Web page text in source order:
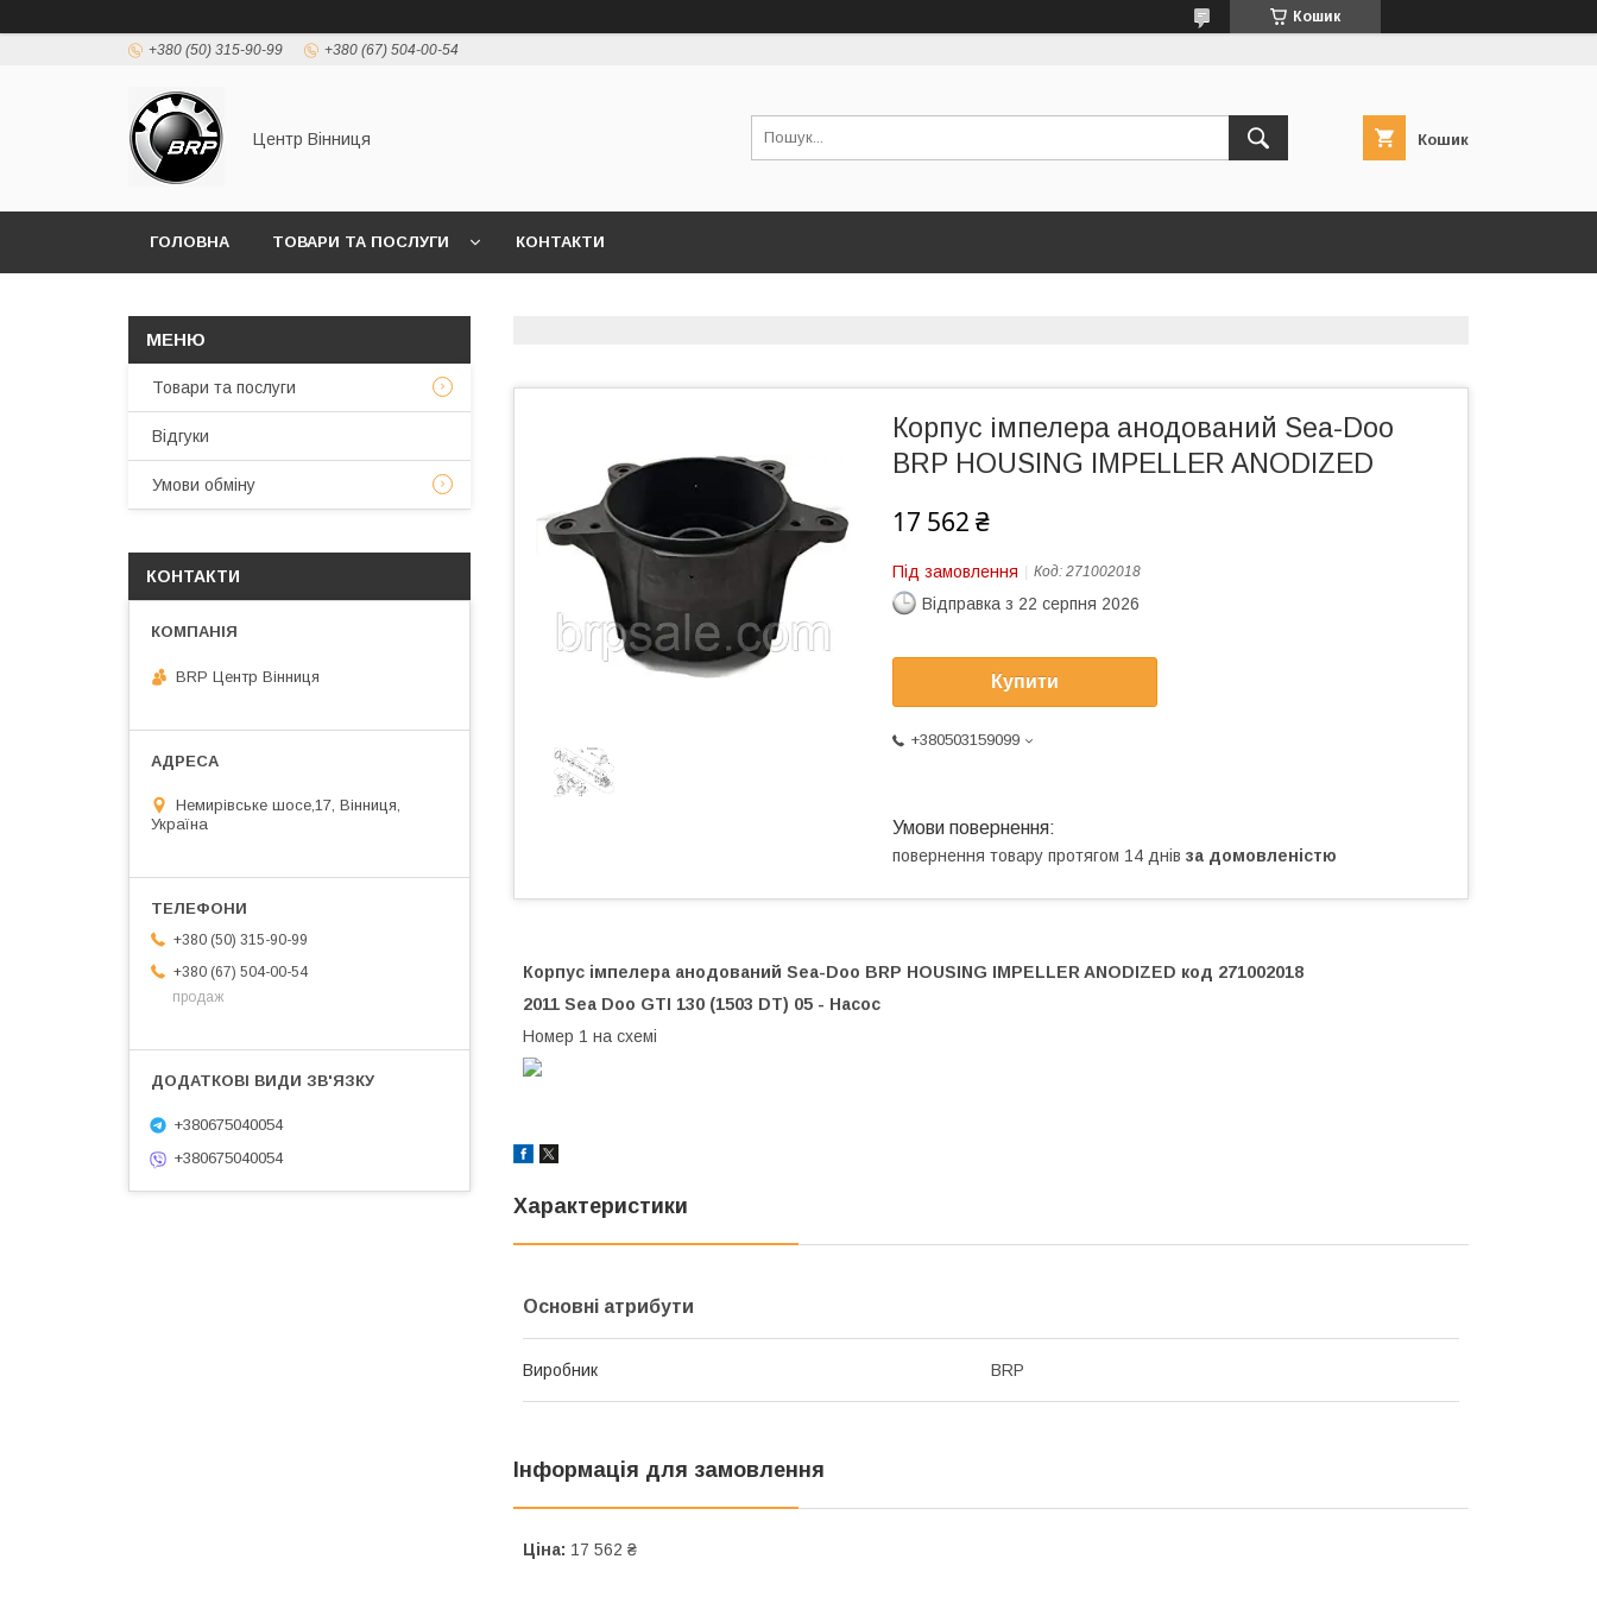
Кошик
+380 (50) 315-90-99 +380 (67) 504-00-54
Центр Вінниця Кошик
ГОЛОВНА ТОВАРИ ТА ПОСЛУГИ КОНТАКТИ
Корпус імпелера анодований Sea-Doo
BRP HOUSING IMPELLER ANODIZED
17 562 ₴
Під замовлення Код: 271002018
Відправка з 22 серпня 2026
Купити
+380503159099
повернення товару протягом 14 днів за домовленістю
Корпус імпелера анодований Sea-Doo BRP HOUSING IMPELLER ANODIZED код 271002018
2011 Sea Doo GTI 130 (1503 DT) 05 - Насос
Номер 1 на схемі
Характеристики
Основні атрибути
Виробник BRP
Інформація для замовлення
Ціна: 17 562 ₴
Товари та послуги
Відгуки
Умови обміну
КОНТАКТИ
BRP Центр Вінниця
Немирівське шосе,17, Вінниця,
Україна
+380 (50) 315-90-99
+380 (67) 504-00-54
продаж
+380675040054
+380675040054